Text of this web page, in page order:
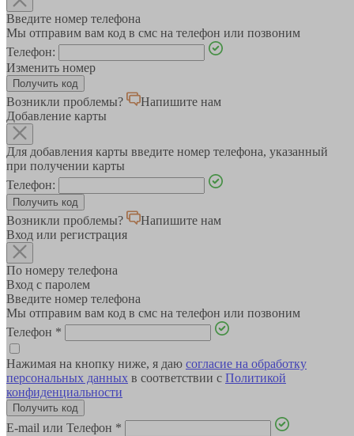
Введите номер телефона
Мы отправим вам код в смс на телефон или позвоним
Телефон:
Изменить номер
Возникли проблемы?
Напишите нам
Добавление карты
Для добавления карты введите номер телефона, указанный
при получении карты
Телефон:
Возникли проблемы?
Напишите нам
Вход или регистрация
По номеру телефона
Вход с паролем
Введите номер телефона
Мы отправим вам код в смс на телефон или позвоним
Телефон *
Нажимая на кнопку ниже, я даю согласие на обработку
персональных данных в соответствии с Политикой
конфиденциальности
E-mail или Телефон *